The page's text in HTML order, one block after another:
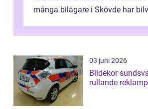
många bilägare i Skövde har
03 juni 2026
Bildekor sundsvall så blir bilen
rullande